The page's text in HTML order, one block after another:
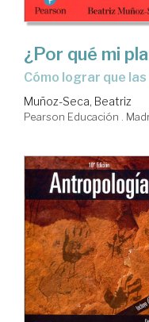
¿Por qué mi
cómo lograr que
Muñoz-Seca, Beatriz
Pearson Educación .